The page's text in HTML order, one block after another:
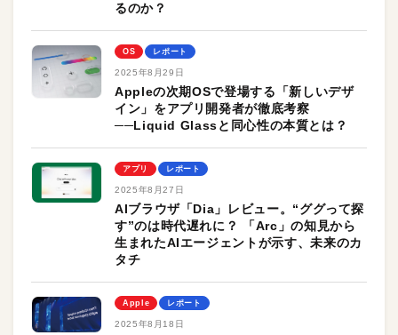
るのか？
OS レポート
2025年8月29日
Appleの次期OSで登場する「新しいデザ
イン」をアプリ開発者が徹底考察
──Liquid Glassと同心性の本質とは？
アプリ レポート
2025年8月27日
AIブラウザ「Dia」レビュー。“ググって探
す”のは時代遅れに？ 「Arc」の知見から
生まれたAIエージェントが示す、未来のカ
タチ
Apple レポート
2025年8月18日